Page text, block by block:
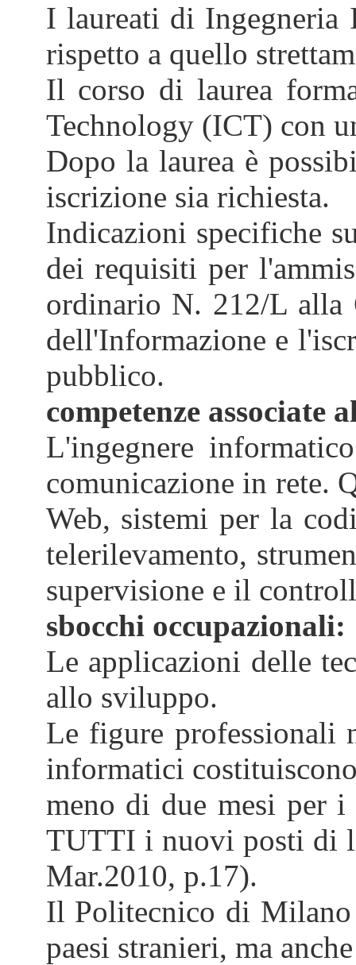
I laureati di Ingegneria
rispetto a quello
Il corso di laurea
Technology (ICT) con
Dopo la laurea è
iscrizione sia richiesta.
Indicazioni specifiche
dei requisiti per
ordinario N. 212/L alla
dell'Informazione e
pubblico.
competenze associate
L'ingegnere
comunicazione in rete.
Web, sistemi per la
telerilevamento,
supervisione e il
sbocchi occupazionali:
Le applicazioni delle
allo sviluppo.
Le figure professionali
informatici
meno di due mesi per
TUTTI i nuovi posti di
Mar.2010, p.17).
Il Politecnico di Milano
paesi stranieri, ma